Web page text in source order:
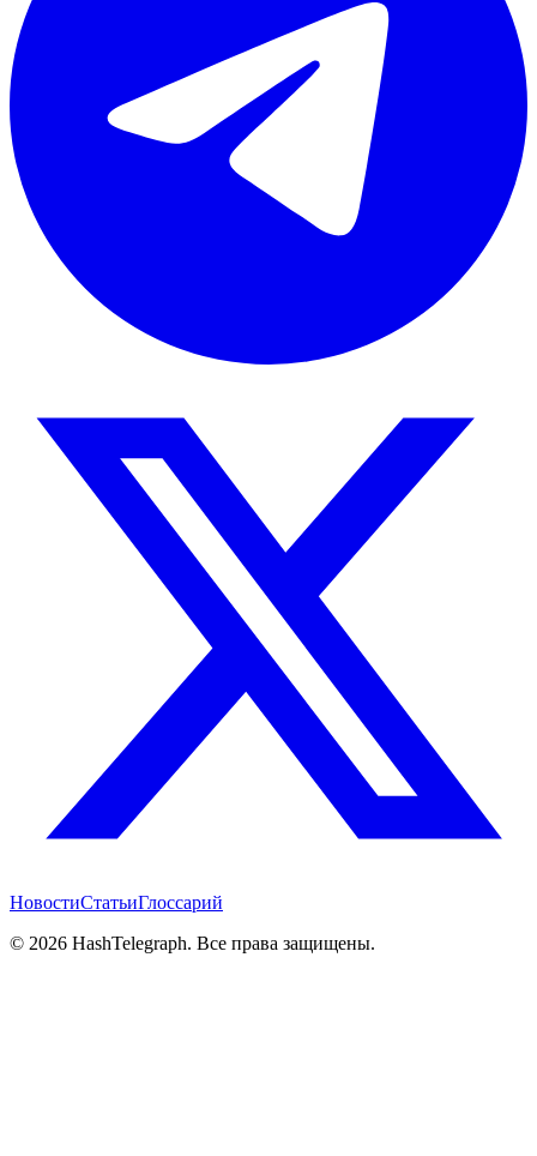
НовостиСтатьиГлоссарий
© 2026 HashTelegraph. Все права защищены.